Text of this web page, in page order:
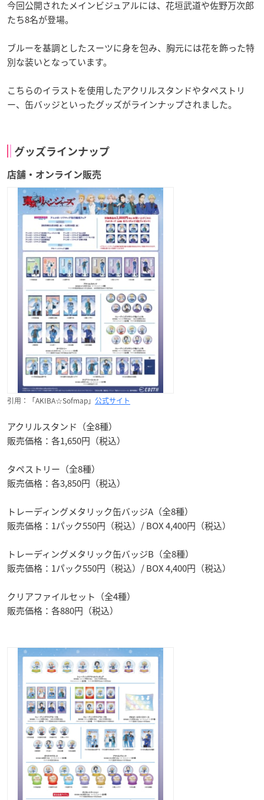
今回公開されたメインビジュアルには、花垣武道や佐野万次郎
たち8名が登場。
ブルーを基調としたスーツに身を包み、胸元には花を飾った特
別な装いとなっています。
こちらのイラストを使用したアクリルスタンドやタペストリ
ー、缶バッジといったグッズがラインナップされました。
グッズラインナップ
店舗・オンライン販売
引用：「AKIBA☆Sofmap」 公式サイト
アクリルスタンド（全8種）
販売価格：各1,650円（税込）
タペストリー（全8種）
販売価格：各3,850円（税込）
トレーディングメタリック缶バッジA（全8種）
販売価格：1パック550円（税込）/ BOX 4,400円（税込）
トレーディングメタリック缶バッジB（全8種）
販売価格：1パック550円（税込）/ BOX 4,400円（税込）
クリアファイルセット（全4種）
販売価格：各880円（税込）